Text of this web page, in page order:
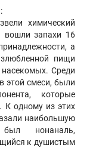
химический
вошли запахи 16
а
пищи
Среди
этой смеси, были
которые
К одному из этих
наибольшую
нонаналь,
к душистым